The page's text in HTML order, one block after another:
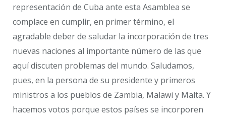
representación de Cuba ante esta Asamblea se
complace en cumplir, en primer término, el
agradable deber de saludar la incorporación de tres
nuevas naciones al importante número de las que
aquí discuten problemas del mundo. Saludamos,
pues, en la persona de su presidente y primeros
ministros a los pueblos de Zambia, Malawi y Malta. Y
hacemos votos porque estos países se incorporen